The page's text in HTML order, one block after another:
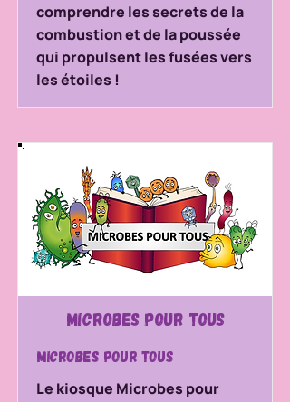
comprendre les secrets de la
combustion et de la poussée
qui propulsent les fusées vers
les étoiles !
Microbes pour tous
Microbes pour tous
Le kiosque Microbes pour